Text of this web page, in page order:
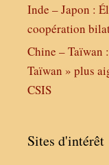
Inde – Japon :
coopération
Chine – Taïwan
Taïwan » plus
CSIS
Sites d'intérêt